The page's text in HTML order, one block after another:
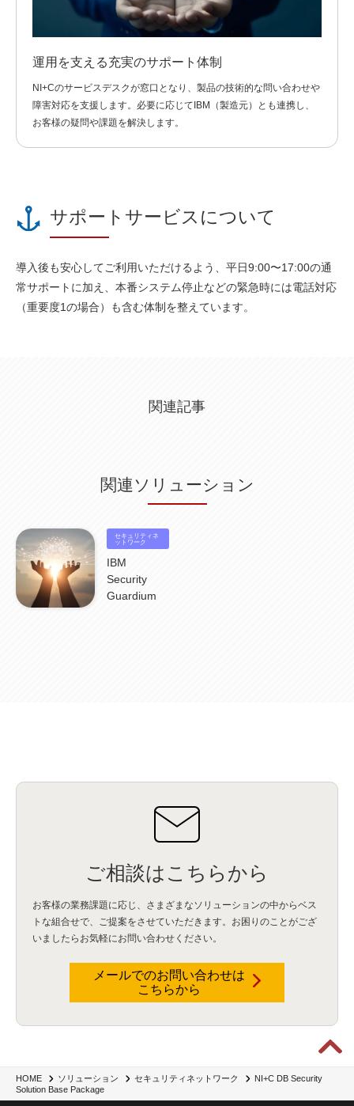
HOME ソリューション セキュリティネットワーク
NI+C DB Security
Solution Base Package
運用を支える充実のサポート体制
NI+Cのサービスデスクが窓口となり、製品の技術的な問い合わせや
障害対応を支援します。必要に応じてIBM（製造元）とも連携し、
お客様の疑問や課題を解決します。
サポートサービスについて
導入後も安心してご利用いただけるよう、平日9:00〜17:00の通
常サポートに加え、本番システム停止などの緊急時には電話対応
（重要度1の場合）も含む体制を整えています。
関連記事
関連ソリューション
セキュリティネ
ットワーク
IBM
Security
Guardium
ご相談はこちらから
お客様の業務課題に応じ、さまざまなソリューションの中からベス
トな組合せで、 ご提案をさせていただきます。お困りのことがござ
いましたらお気軽にお問い合わせください。
メールでのお問い合わせは
こちらから